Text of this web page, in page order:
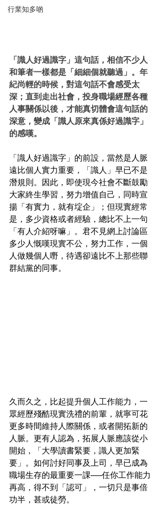
行業知多啲
「識人好過識字」這句話，相信不少人
和筆者一樣都是「細細個就聽過」。年
紀尚輕的時候，對這句話不會感受太
深；直到走出社會，投身職場經歷各種
人事關係以後，才能真切體會這句話的
深意，變成「識人原來真係好過識字」
的感嘆。
「識人好過識字」的前設，當然是人脈
遠比個人實力重要，「識人」早已不是
潛規則。因此，即使現今社會不斷鼓勵
大家終生學習，努力增值自己，同時宣
揚「有實力，就有埞企」；但現實經常
是，多少資格或者經驗，總比不上一句
「有人介紹呀嘛」。君不見網上討論區
多少人慨嘆現實不公，努力工作，一個
人做幾個人嘢，待遇卻遠比不上那些聯
群結黨的同事。
久而久之，比起提升個人工作能力，一
眾經歷殘酷現實洗禮的前輩，就寧可花
更多時間維持人際關係，或者開拓新的
人脈。更有人認為，拓展人脈應該從小
開始，「大學讀書緊要，識人更加緊
要」。如何討好同事及上司，早已成為
職場生存的最重要一課──任你工作能力
再高，得不到「認可」，一切只是事倍
功半，甚或徒勞。